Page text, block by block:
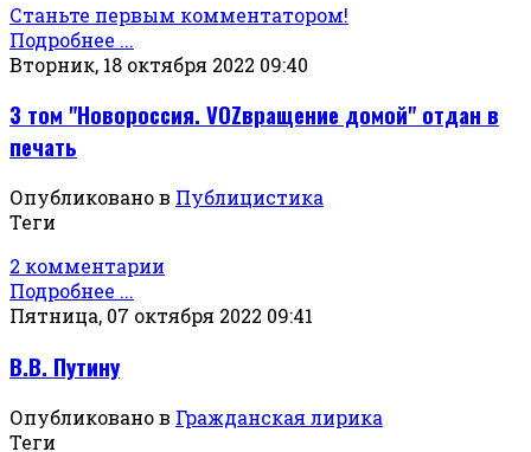
Станьте первым комментатором!
Подробнее ...
Вторник, 18 октября 2022 09:40
3 том "Новороссия. VOZвращение домой" отдан в
печать
Опубликовано в Публицистика
Теги
2 комментарии
Подробнее ...
Пятница, 07 октября 2022 09:41
В.В. Путину
Опубликовано в Гражданская лирика
Теги